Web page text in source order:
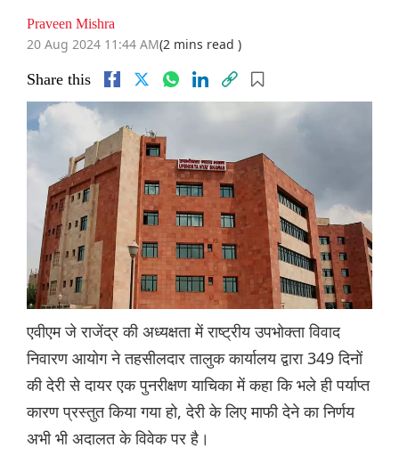
Praveen Mishra
20 Aug 2024 11:44 AM(2 mins read )
Share this
एवीएम जे राजेंद्र की अध्यक्षता में राष्ट्रीय उपभोक्ता विवाद
निवारण आयोग ने तहसीलदार तालुक कार्यालय द्वारा 349 दिनों
की देरी से दायर एक पुनरीक्षण याचिका में कहा कि भले ही पर्याप्त
कारण प्रस्तुत किया गया हो, देरी के लिए माफी देने का निर्णय
अभी भी अदालत के विवेक पर है।